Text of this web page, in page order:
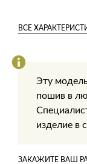
ВСЕ
Эту
пошив в
изделие в
ЗАКАЖИТЕ ВАШ